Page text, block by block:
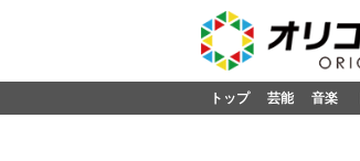
トップ 芸能 音楽